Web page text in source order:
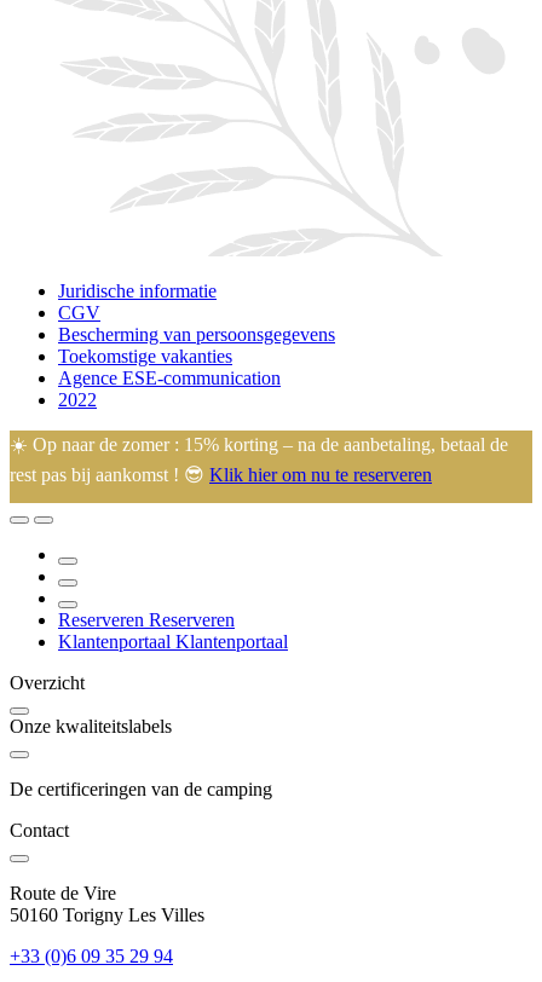
Juridische informatie
CGV
Bescherming van persoonsgegevens
Toekomstige vakanties
Agence ESE-communication
2022
☀️ Op naar de zomer : 15% korting – na de aanbetaling, betaal de
rest pas bij aankomst ! 😎 Klik hier om nu te reserveren
🙂 Eugénie en Arnaud heten u welkom op hun familiecamping in
meeste toeristische bezienswaardigheden.
Reserveren Reserveren
Klantenportaal Klantenportaal
Overzicht
Onze kwaliteitslabels
De certificeringen van de camping
Contact
Route de Vire
50160 Torigny Les Villes
+33 (0)6 09 35 29 94